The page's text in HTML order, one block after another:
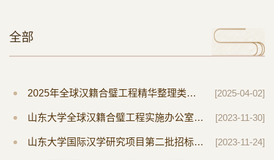
全部
2025年全球汉籍合璧工程精华整理类课题招标公告 [2025-04-02]
山东大学全球汉籍合璧工程实施办公室非事业编制人员招聘公告 [2023-11-30]
山东大学国际汉学研究项目第二批招标公示 [2023-11-24]